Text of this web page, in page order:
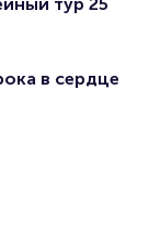
в сердце